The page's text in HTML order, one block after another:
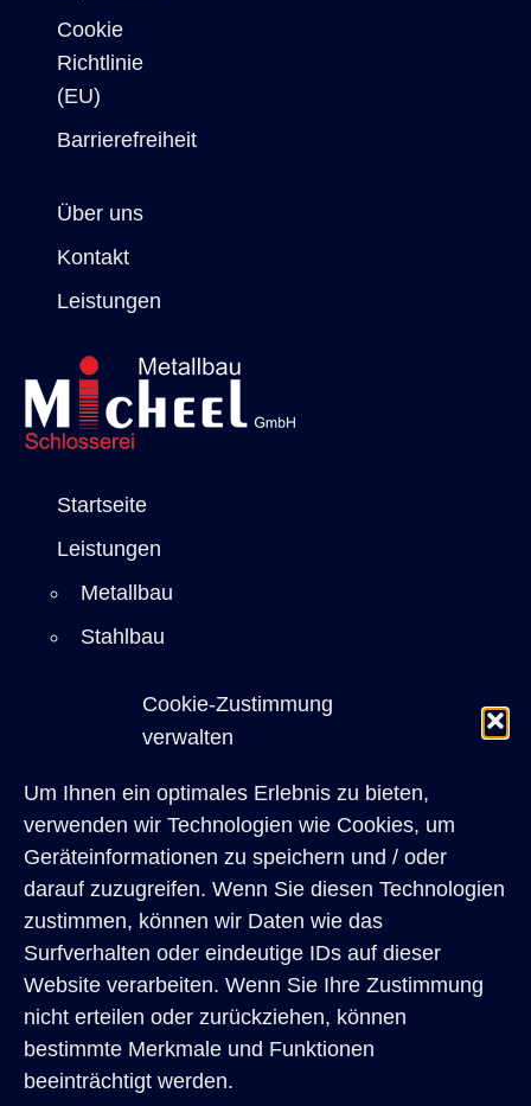
Cookie-Zustimmung
verwalten
Um Ihnen ein optimales Erlebnis zu bieten,
verwenden wir Technologien wie Cookies, um
Geräteinformationen zu speichern und / oder
darauf zuzugreifen. Wenn Sie diesen Technologien
zustimmen, können wir Daten wie das
Surfverhalten oder eindeutige IDs auf dieser
Website verarbeiten. Wenn Sie Ihre Zustimmung
nicht erteilen oder zurückziehen, können
bestimmte Merkmale und Funktionen
beeinträchtigt werden.
Cookie
Richtlinie
(EU)
Barrierefreiheit
Über uns
Kontakt
Leistungen
Startseite
Leistungen
Metallbau
Stahlbau
Einbruchschutz
Restaurierung
Referenzen
Architekten
Privatkunden
Über uns
Karriere
Kontakt